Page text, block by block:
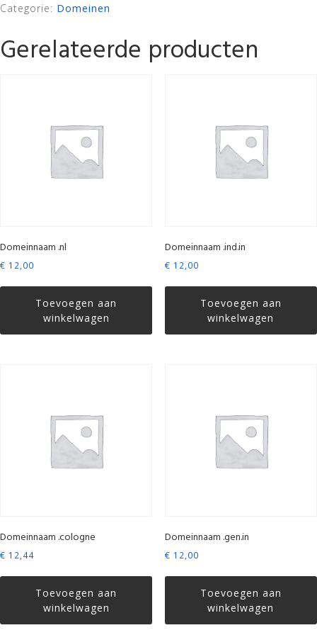
Categorie: Domeinen
Gerelateerde producten
Domeinnaam .nl
€ 12,00
Toevoegen aan
winkelwagen
Domeinnaam .ind.in
€ 12,00
Toevoegen aan
winkelwagen
Domeinnaam .cologne
€ 12,44
Toevoegen aan
winkelwagen
Domeinnaam .gen.in
€ 12,00
Toevoegen aan
winkelwagen